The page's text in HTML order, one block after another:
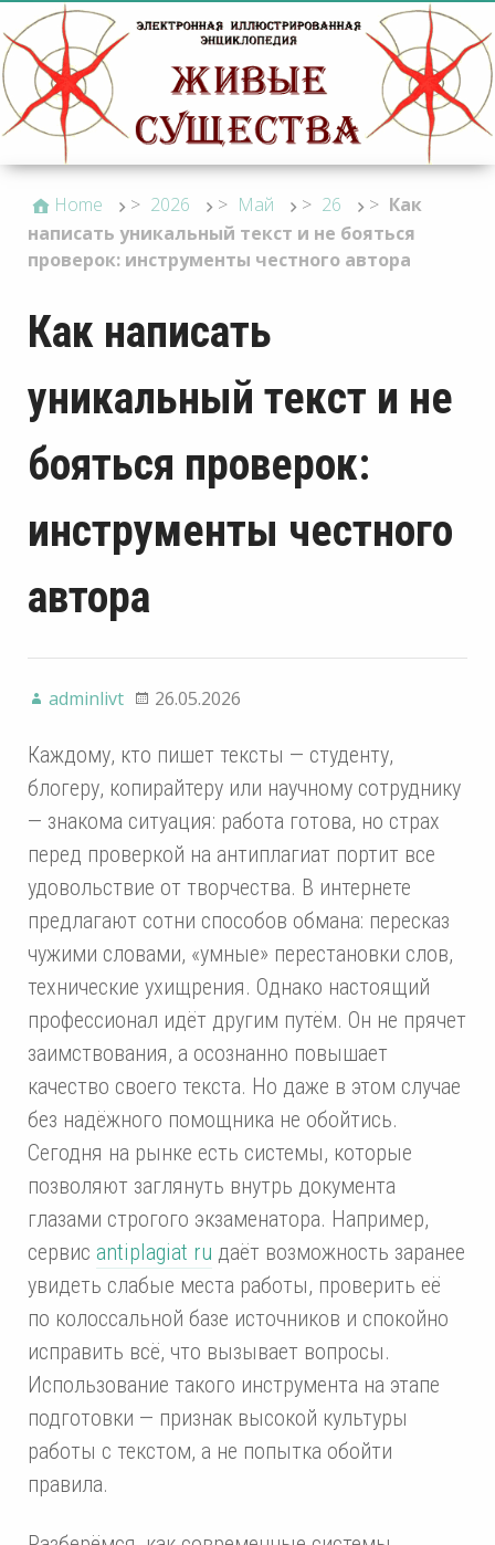
Home > 2026 > Май > 26 > Как
написать уникальный текст и не бояться
проверок: инструменты честного автора
Как написать
уникальный текст и не
бояться проверок:
инструменты честного
автора
adminlivt 26.05.2026
Каждому, кто пишет тексты — студенту,
блогеру, копирайтеру или научному сотруднику
— знакома ситуация: работа готова, но страх
перед проверкой на антиплагиат портит все
удовольствие от творчества. В интернете
предлагают сотни способов обмана: пересказ
чужими словами, «умные» перестановки слов,
технические ухищрения. Однако настоящий
профессионал идёт другим путём. Он не прячет
заимствования, а осознанно повышает
качество своего текста. Но даже в этом случае
без надёжного помощника не обойтись.
Сегодня на рынке есть системы, которые
позволяют заглянуть внутрь документа
глазами строгого экзаменатора. Например,
сервис antiplagiat ru даёт возможность заранее
увидеть слабые места работы, проверить её
по колоссальной базе источников и спокойно
исправить всё, что вызывает вопросы.
Использование такого инструмента на этапе
подготовки — признак высокой культуры
работы с текстом, а не попытка обойти
правила.